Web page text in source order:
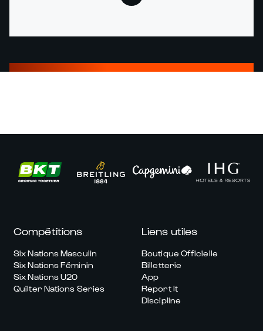
Compétitions
Six Nations Masculin
Six Nations Féminin
Six Nations U20
Quilter Nations Series
Liens utiles
Boutique Officielle
Billetterie
App
Report It
Discipline